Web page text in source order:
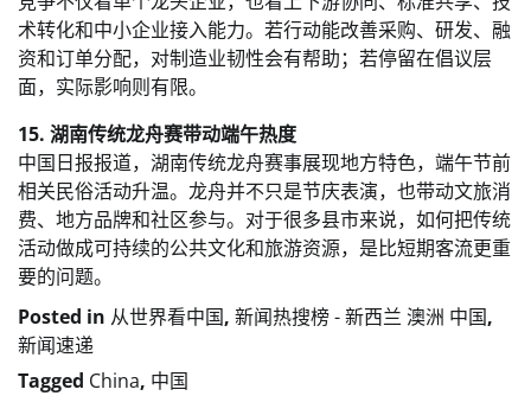
术转化和中小企业接入能力。若行动能改善采购、研发、融
资和订单分配，对制造业韧性会有帮助；若停留在倡议层
面，实际影响则有限。
15. 湖南传统龙舟赛带动端午热度
中国日报报道，湖南传统龙舟赛事展现地方特色，端午节前
相关民俗活动升温。龙舟并不只是节庆表演，也带动文旅消
费、地方品牌和社区参与。对于很多县市来说，如何把传统
活动做成可持续的公共文化和旅游资源，是比短期客流更重
要的问题。
Posted in 从世界看中国, 新闻热搜榜 - 新西兰 澳洲 中国,
新闻速递
Tagged China, 中国